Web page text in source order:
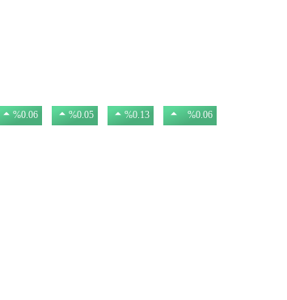
%0.06 %0.05 %0.13 %0.06